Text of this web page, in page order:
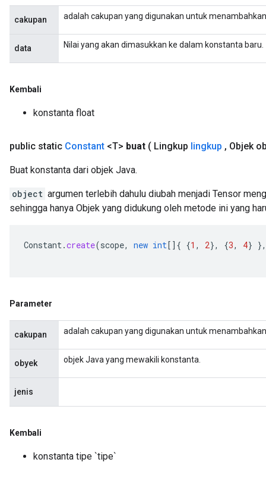
cakupan adalah cakupan yang digunakan untuk
data Nilai yang akan dimasukkan ke dalam konstanta baru.
Kembali
konstanta float
public static Constant <T> buat ( Lingkup lingkup , Objek
Buat konstanta dari objek Java.
object argumen terlebih dahulu diubah menjadi Tensor
sehingga hanya Objek yang didukung oleh metode ini yang
Constant.create(scope, new int[] { {1 , 2}, {3, 4} },
Parameter
cakupan adalah cakupan yang digunakan untuk
obyek objek Java yang mewakili konstanta.
jenis
Kembali
konstanta tipe `tipe`